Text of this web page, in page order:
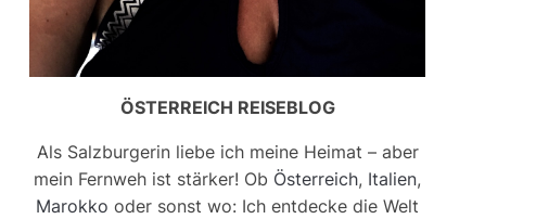
ÖSTERREICH REISEBLOG
Als Salzburgerin liebe ich meine Heimat – aber
mein Fernweh ist stärker! Ob Österreich, Italien,
Marokko oder sonst wo: Ich entdecke die Welt